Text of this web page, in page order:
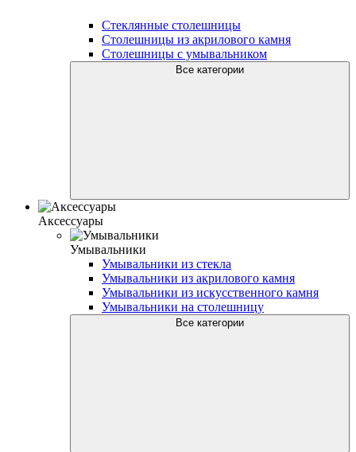
Стеклянные столешницы
Столешницы из акрилового камня
Столешницы с умывальником
Все категории
Аксессуары
Умывальники
Умывальники из стекла
Умывальники из акрилового камня
Умывальники из искусственного камня
Умывальники на столешницу
Все категории